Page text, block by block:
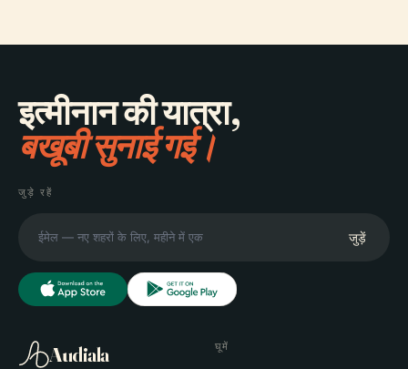
इत्मीनान की यात्रा,
बखूबी सुनाई गई।
जुड़े रहें
जुड़ें
Audiala घूमें